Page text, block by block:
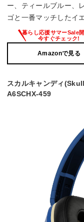
ー、ティールブルー、
ゴと一番マッチしたイ
Amazonで見る
スカルキャンディ
A6SCHX-459